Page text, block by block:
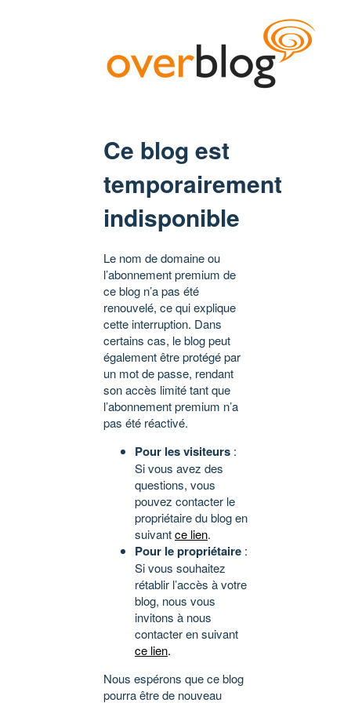
Ce blog est
temporairement
indisponible
Le nom de domaine ou
l’abonnement premium de
ce blog n’a pas été
renouvelé, ce qui explique
cette interruption. Dans
certains cas, le blog peut
également être protégé par
un mot de passe, rendant
son accès limité tant que
l’abonnement premium n’a
pas été réactivé.
Pour les visiteurs :
Si vous avez des
questions, vous
pouvez contacter le
propriétaire du blog en
suivantce lien.
Pour le propriétaire :
Si vous souhaitez
rétablir l’accès à votre
blog, nous vous
invitons à nous
contacter en suivant
ce lien.
Nous espérons que ce blog
pourra être de nouveau